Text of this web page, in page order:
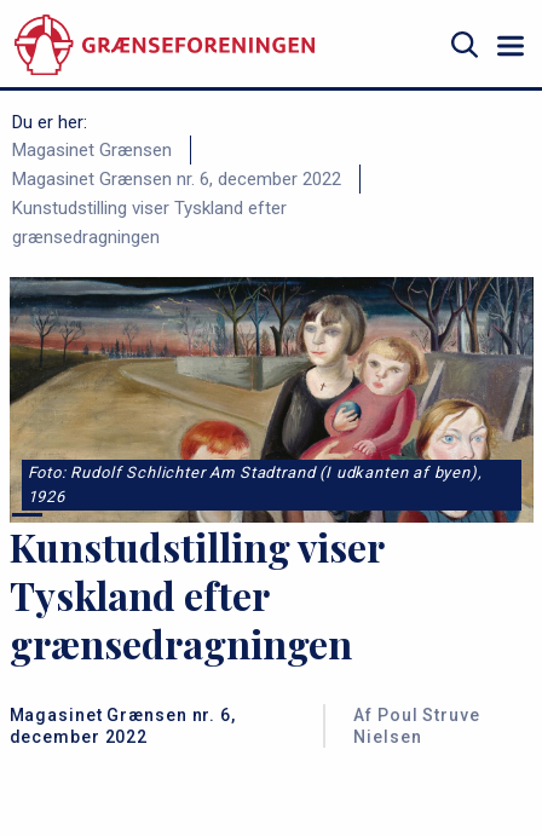
til
hovedindhold
Søg
Du er her:
Magasinet Grænsen
Magasinet Grænsen nr. 6, december 2022
Kunstudstilling viser Tyskland efter
grænsedragningen
Foto: Rudolf Schlichter Am Stadtrand (I udkanten af byen),
1926
Kunstudstilling viser
Tyskland efter
grænsedragningen
Magasinet Grænsen nr. 6,
december 2022
Af Poul Struve
Nielsen